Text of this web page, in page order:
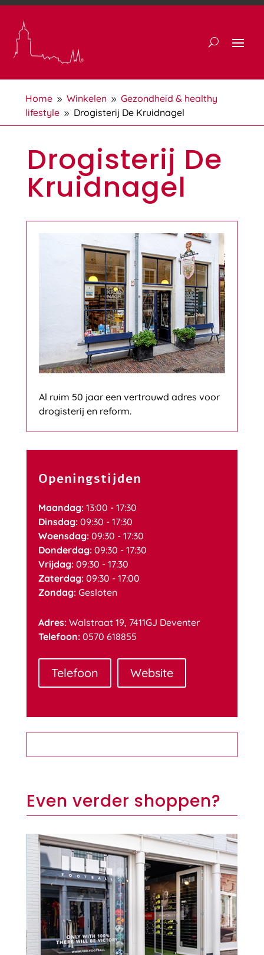
Home 9 Winkelen 9 Gezondheid & healthy
lifestyle 9 Drogisterij De Kruidnagel
Drogisterij De
Kruidnagel
Al ruim 50 jaar een vertrouwd adres voor
drogisterij en reform.
Openingstijden
Maandag:13:00 - 17:30
Dinsdag:09:30 - 17:30
Woensdag:09:30 - 17:30
Donderdag:09:30 - 17:30
Vrijdag:09:30 - 17:30
Zaterdag:09:30 - 17:00
Zondag:Gesloten
Adres:Walstraat 19, 7411GJ Deventer
Telefoon:0570 618855
Telefoon Website
Even verder shoppen?